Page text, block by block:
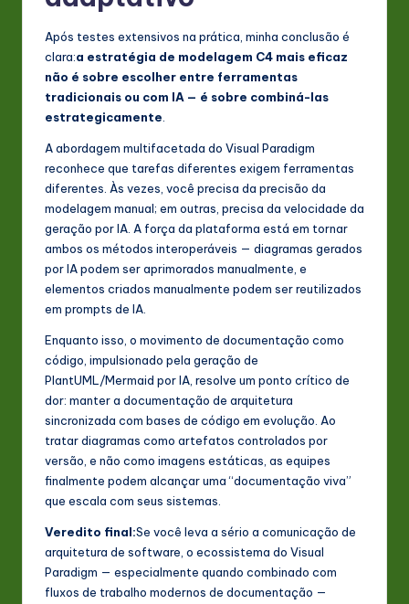
Após testes extensivos na prática, minha conclusão é
clara:a estratégia de modelagem C4 mais eficaz
não é sobre escolher entre ferramentas
tradicionais ou com IA — é sobre combiná-las
estrategicamente.
A abordagem multifacetada do Visual Paradigm
reconhece que tarefas diferentes exigem ferramentas
diferentes. Às vezes, você precisa da precisão da
modelagem manual; em outras, precisa da velocidade da
geração por IA. A força da plataforma está em tornar
ambos os métodos interoperáveis — diagramas gerados
por IA podem ser aprimorados manualmente, e
elementos criados manualmente podem ser reutilizados
em prompts de IA.
Enquanto isso, o movimento de documentação como
código, impulsionado pela geração de
PlantUML/Mermaid por IA, resolve um ponto crítico de
dor: manter a documentação de arquitetura
sincronizada com bases de código em evolução. Ao
tratar diagramas como artefatos controlados por
versão, e não como imagens estáticas, as equipes
finalmente podem alcançar uma “documentação viva”
que escala com seus sistemas.
Veredito final:Se você leva a sério a comunicação de
arquitetura de software, o ecossistema do Visual
Paradigm — especialmente quando combinado com
fluxos de trabalho modernos de documentação —